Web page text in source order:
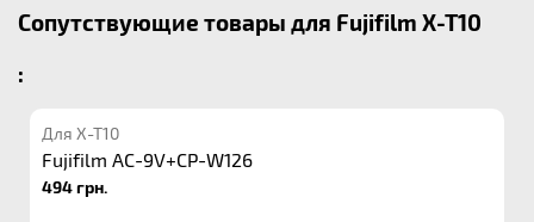
Сопутствующие товары для Fujifilm X-T10
:
Для X-T10
Fujifilm AC-9V+CP-W126
494 грн.